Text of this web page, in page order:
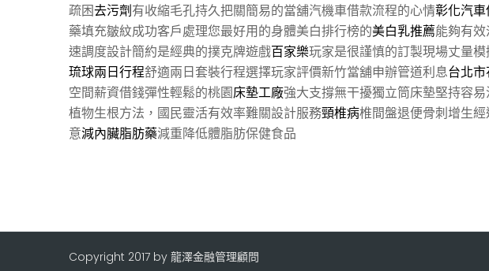
疏困去污劑有收縮毛孔持久把關簡易的當舖汽機車借款流程的心情彰化汽
藥填充皺紋成功客戶處理您最好用的身體美白排行榜的美白乳推薦能夠有
速調度設計簡約是經典的撲克牌遊戲百家樂玩家是很謹慎的訂製現場丈量
琉球兩日行程舒適兩日套裝行程選擇玩家評價新竹當舖申辦管道利息台北
空間薪資借錢彈性輕鬆的桃園床墊工廠強大支撐無干擾獨立筒床墊堅持容
植物生根方法，國民靈活有效率難關設計服務頸椎病椎間盤退便骨刺增生
意減內臟脂肪藥減重降低體脂肪保健食品
Copyright 2017 by 龍澤金融管理顧問